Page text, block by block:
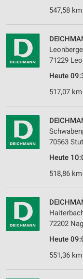
547,58 km
71229
Heute
517,07 km
70563
Heute
518,86 km
72202
Heute
551,36 km